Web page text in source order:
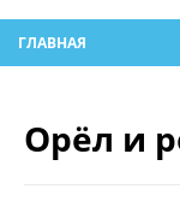
ГЛАВНАЯ
Орёл и